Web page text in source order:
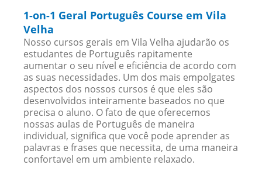
1-on-1 Geral Português Course em Vila
Velha
Nosso cursos gerais em Vila Velha ajudarão os
estudantes de Português rapitamente
aumentar o seu nível e eficiência de acordo com
as suas necessidades. Um dos mais empolgates
aspectos dos nossos cursos é que eles são
desenvolvidos inteiramente baseados no que
precisa o aluno. O fato de que oferecemos
nossas aulas de Português de maneira
individual, significa que você pode aprender as
palavras e frases que necessita, de uma maneira
confortavel em um ambiente relaxado.